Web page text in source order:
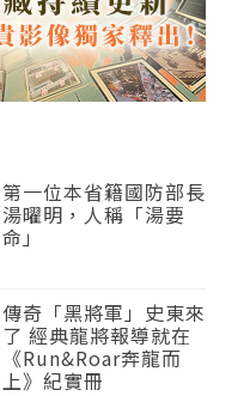
第一位本省籍國防部長
湯曜明，人稱「湯要
命」
傳奇「黑將軍」史東來
了 經典龍將報導就在
《Run&Roar奔龍而
上》紀實冊